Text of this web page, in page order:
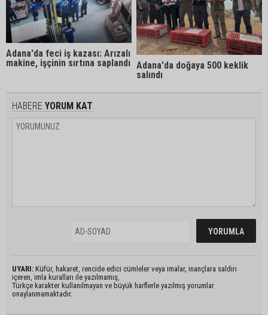
Adana'da feci iş kazası: Arızalı
makine, işçinin sırtına saplandı Adana'da doğaya 500 keklik
salındı
HABERE YORUM KAT
UYARI: Küfür, hakaret, rencide edici cümleler veya imalar, inançlara saldırı
içeren, imla kuralları ile yazılmamış,
Türkçe karakter kullanılmayan ve büyük harflerle yazılmış yorumlar
onaylanmamaktadır.